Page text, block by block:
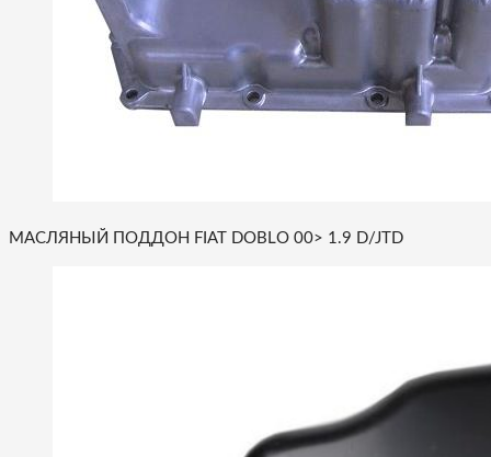
МАСЛЯНЫЙ ПОДДОН FIAT DOBLO 00> 1.9 D/JTD